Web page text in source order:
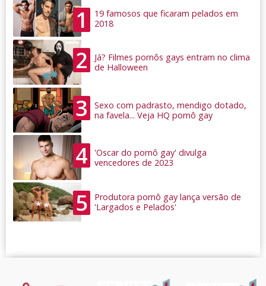
1
19 famosos que ficaram pelados em
2018
2
Já? Filmes pornôs gays entram no clima
de Halloween
3
Sexo com padrasto, mendigo dotado,
na favela... Veja HQ pornô gay
4
'Oscar do pornô gay' divulga
vencedores de 2023
5
Produtora pornô gay lança versão de
'Largados e Pelados'